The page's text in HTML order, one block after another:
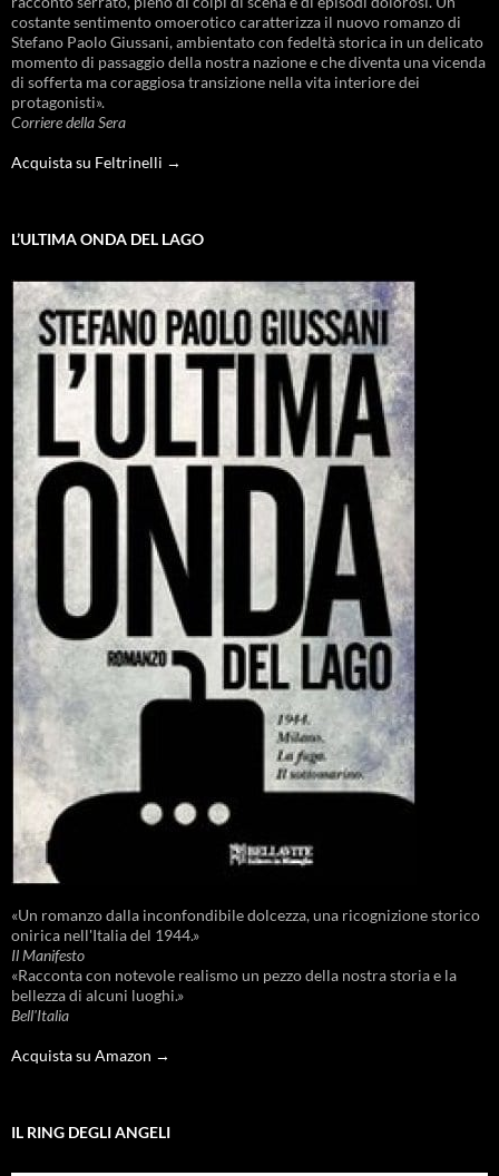
costante sentimento omoerotico caratterizza il nuovo romanzo di
Stefano Paolo Giussani, ambientato con fedeltà storica in un delicato
momento di passaggio della nostra nazione e che diventa una vicenda
di sofferta ma coraggiosa transizione nella vita interiore dei
protagonisti».
Corriere della Sera
Acquista su Feltrinelli →
L’ULTIMA ONDA DEL LAGO
«Un romanzo dalla inconfondibile dolcezza, una ricognizione storico
onirica nell'Italia del 1944.»
Il Manifesto
«Racconta con notevole realismo un pezzo della nostra storia e la
bellezza di alcuni luoghi.»
Bell'Italia
Acquista su Amazon →
IL RING DEGLI ANGELI